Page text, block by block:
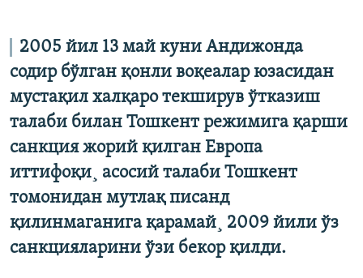
​2005 йил 13 май куни Андижонда
содир бўлган қонли воқеалар юзасидан
мустақил халқаро текширув ўтказиш
талаби билан Тошкент режимига қарши
санкция жорий қилган Европа
иттифоқи¸ асосий талаби Тошкент
томонидан мутлақ писанд
қилинмаганига қарамай¸ 2009 йили ўз
санкцияларини ўзи бекор қилди.